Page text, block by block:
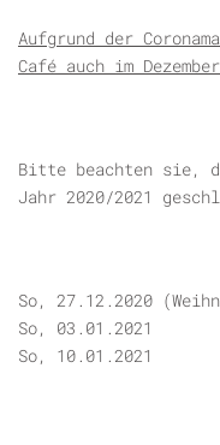
Aufgrund der
Café auch im
Bitte beachten sie,
Jahr 2020/2021
So, 27.12.2020
So, 03.01.2021
So, 10.01.2021